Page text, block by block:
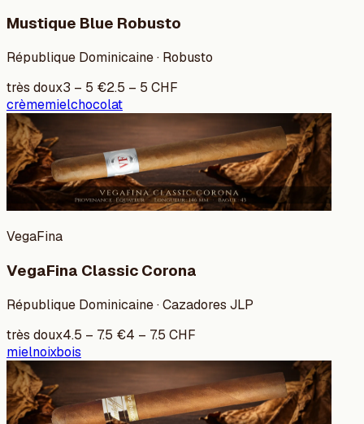
Mustique Blue Robusto
République Dominicaine · Robusto
très doux3 – 5 €2.5 – 5 CHF
crèmemielchocolat
VegaFina
VegaFina Classic Corona
République Dominicaine · Cazadores JLP
très doux4.5 – 7.5 €4 – 7.5 CHF
mielnoixbois